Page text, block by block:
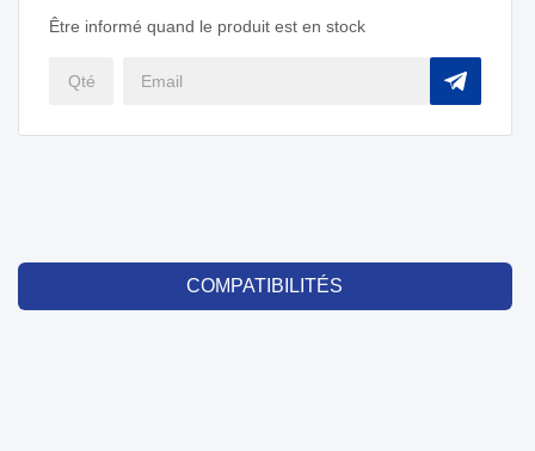
Être informé quand le produit est en stock
COMPATIBILITÉS